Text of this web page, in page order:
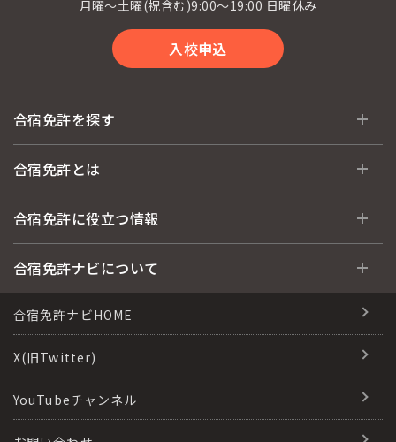
月曜〜土曜(祝含む)9:00〜19:00 日曜休み
入校申込
合宿免許を探す
全国 教習所一覧
運転免許の種類(車種)
格安シーズン料金
出発地別おすすめ校
こだわり、テーマから探す
合宿免許とは
合宿免許とは
合宿免許選びのアドバイス
合宿免許の入校までの流れ
合宿免許での免許取得の流れ
合宿免許に役立つ情報
合宿免許に役立つ情報
免許取消・失効による再取得
冬・雪国の合宿免許は大丈夫？
合宿免許ナビについて
会社情報・代表メッセージ
会社概要
会社沿革・歴史
登録商標
合宿免許ナビHOME
X(旧Twitter)
YouTubeチャンネル